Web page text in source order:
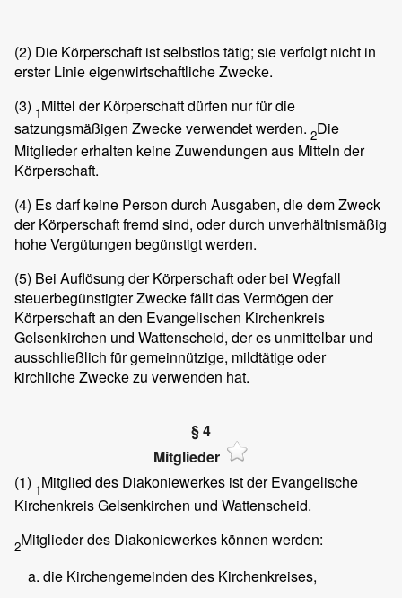
(2) Die Körperschaft ist selbstlos tätig; sie verfolgt nicht in
erster Linie eigenwirtschaftliche Zwecke.
(3) 1Mittel der Körperschaft dürfen nur für die
satzungsmäßigen Zwecke verwendet werden. 2Die
Mitglieder erhalten keine Zuwendungen aus Mitteln der
Körperschaft.
(4) Es darf keine Person durch Ausgaben, die dem Zweck
der Körperschaft fremd sind, oder durch unverhältnismäßig
hohe Vergütungen begünstigt werden.
(5) Bei Auflösung der Körperschaft oder bei Wegfall
steuerbegünstigter Zwecke fällt das Vermögen der
Körperschaft an den Evangelischen Kirchenkreis
Gelsenkirchen und Wattenscheid, der es unmittelbar und
ausschließlich für gemeinnützige, mildtätige oder
kirchliche Zwecke zu verwenden hat.
§ 4
Mitglieder
(1) 1Mitglied des Diakoniewerkes ist der Evangelische
Kirchenkreis Gelsenkirchen und Wattenscheid.
2Mitglieder des Diakoniewerkes können werden:
die Kirchengemeinden des Kirchenkreises,